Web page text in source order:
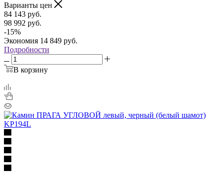
Варианты цен
84 143 руб.
98 992 руб.
-15%
Экономия 14 849 руб.
Подробности
В корзину